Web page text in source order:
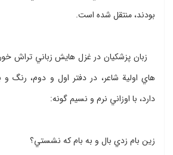
بودند، منتقل شده است.
زبان پزشكيان در غزل هايش زباني تراش
هاي اولية شاعر،‌ در دفتر اول و دوم، رنگ
دارد، با اوزاني نرم و نسيم گونه:
زين بام زدي بال و به بام كه نشستي؟